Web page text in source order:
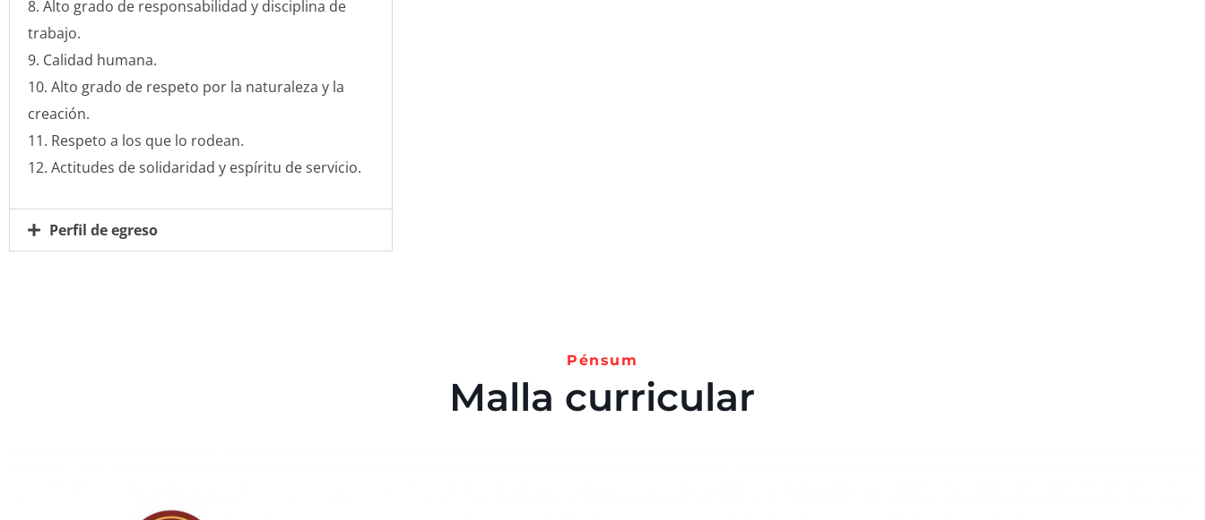
Alto grado de responsabilidad y disciplina de
trabajo.
Calidad humana.
Alto grado de respeto por la naturaleza y la
creación.
Respeto a los que lo rodean.
Actitudes de solidaridad y espíritu de servicio.
Perfil de egreso
Pénsum
Malla curricular